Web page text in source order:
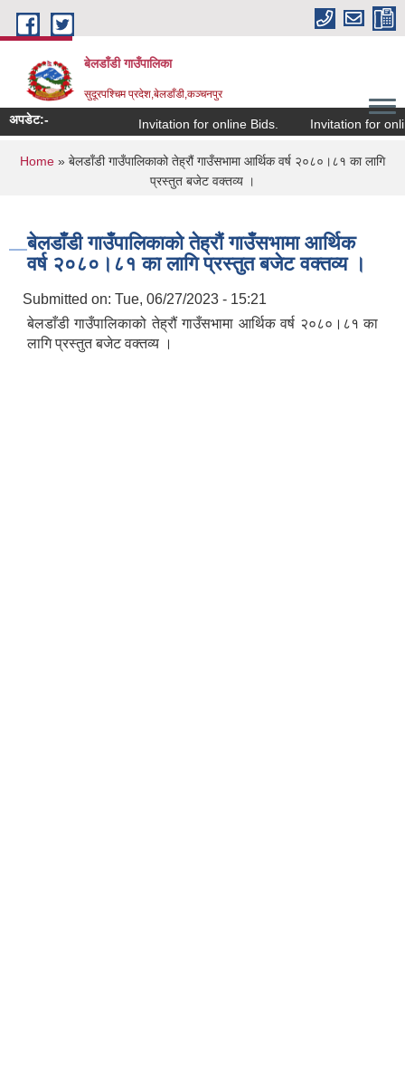
Skip to main content
बेलडाँडी गाउँपालिका
सुदूरपश्चिम प्रदेश,बेलडाँडी,कञ्चनपुर
अपडेट:- Invitation for online Bids. Invitation for
You are here
Home » बेलडाँडी गाउँपालिकाको तेह्रौं गाउँसभामा आर्थिक वर्ष २०८०।८१ का लागि
प्रस्तुत बजेट वक्तव्य ।
बेलडाँडी गाउँपालिकाको तेह्रौं गाउँसभामा आर्थिक
वर्ष २०८०।८१ का लागि प्रस्तुत बजेट वक्तव्य ।
Submitted on: Tue, 06/27/2023 - 15:21
बेलडाँडी गाउँपालिकाको तेह्रौं गाउँसभामा आर्थिक वर्ष २०८०।८१ का
लागि प्रस्तुत बजेट वक्तव्य ।